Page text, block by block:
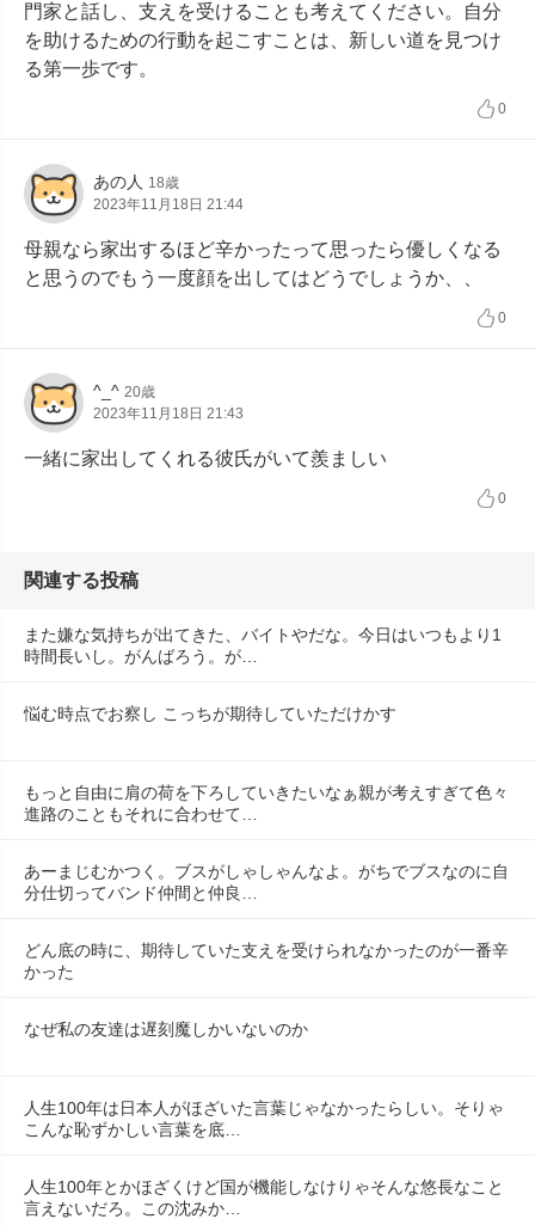
門家と話し、支えを受けることも考えてください。自分
を助けるための行動を起こすことは、新しい道を見つけ
る第一歩です。
0
あの人 18歳
2023年11月18日 21:44
母親なら家出するほど辛かったって思ったら優しくなる
と思うのでもう一度顔を出してはどうでしょうか、、
0
^_^ 20歳
2023年11月18日 21:43
一緒に家出してくれる彼氏がいて羨ましい
0
関連する投稿
また嫌な気持ちが出てきた、バイトやだな。今日はいつもより1
時間長いし。がんばろう。が…
悩む時点でお察し こっちが期待していただけかす
もっと自由に肩の荷を下ろしていきたいなぁ親が考えすぎて色々
進路のこともそれに合わせて…
あーまじむかつく。ブスがしゃしゃんなよ。がちでブスなのに自
分仕切ってバンド仲間と仲良…
どん底の時に、期待していた支えを受けられなかったのが一番辛
かった
なぜ私の友達は遅刻魔しかいないのか
人生100年は日本人がほざいた言葉じゃなかったらしい。そりゃ
こんな恥ずかしい言葉を底…
人生100年とかほざくけど国が機能しなけりゃそんな悠長なこと
言えないだろ。この沈みか…